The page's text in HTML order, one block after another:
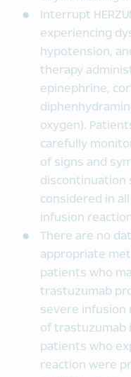
Interrupt
experiencing
hypotension,
therapy
epinephrine,
oxygen).
carefully
of signs and
discontinuation
considered in
infusion
There are no
appropriate
patients who
trastuzumab
severe infusion
of trastuzumab
patients who
reaction were